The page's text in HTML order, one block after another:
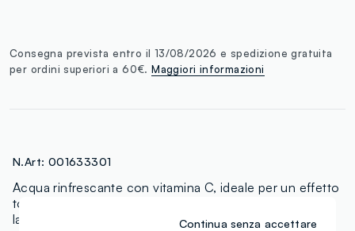
Consegna prevista entro il 13/08/2026 e spedizione gratuita
per ordini superiori a 60€.Maggiori informazioni
N.Art: 001633301
Acqua rinfrescante con vitamina C, ideale per un effetto
tonificante e rigenerante. Prodotta in Italia, perfetta per
la routine di bellezza quotidiana.Continua senza accettare